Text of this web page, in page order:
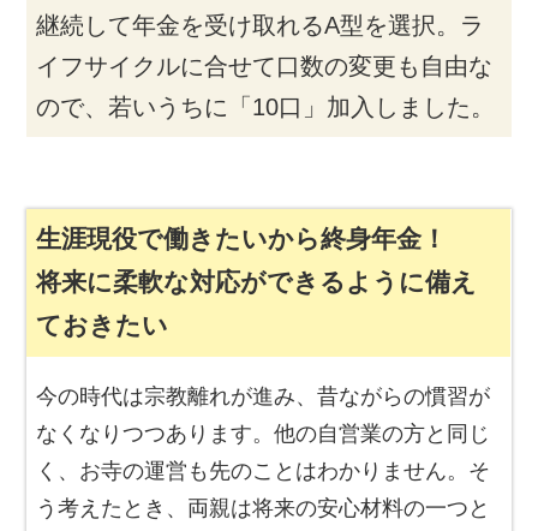
継続して年金を受け取れるA型を選択。ラ
イフサイクルに合せて口数の変更も自由な
ので、若いうちに「10口」加入しました。
生涯現役で働きたいから終身年金！
将来に柔軟な対応ができるように備え
ておきたい
今の時代は宗教離れが進み、昔ながらの慣習が
なくなりつつあります。他の自営業の方と同じ
く、お寺の運営も先のことはわかりません。そ
う考えたとき、両親は将来の安心材料の一つと